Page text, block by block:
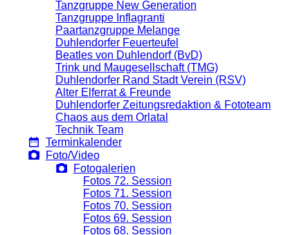
Tanzgruppe New Generation
Tanzgruppe Inflagranti
Paartanzgruppe Melange
Duhlendorfer Feuerteufel
Beatles von Duhlendorf (BvD)
Trink und Maugesellschaft (TMG)
Duhlendorfer Rand Stadt Verein (RSV)
Alter Elferrat & Freunde
Duhlendorfer Zeitungsredaktion & Fototeam
Chaos aus dem Orlatal
Technik Team
Terminkalender
Foto/Video
Fotogalerien
Fotos 72. Session
Fotos 71. Session
Fotos 70. Session
Fotos 69. Session
Fotos 68. Session